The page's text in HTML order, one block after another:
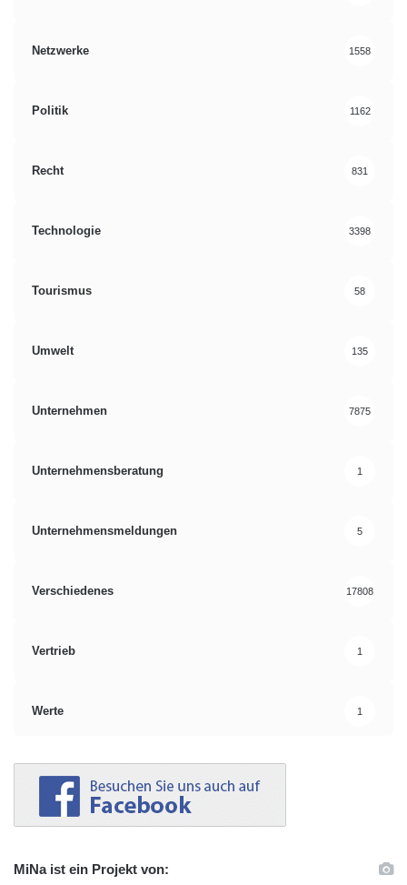
Netzwerke 1558
Politik 1162
Recht 831
Technologie 3398
Tourismus 58
Umwelt 135
Unternehmen 7875
Unternehmensberatung 1
Unternehmensmeldungen 5
Verschiedenes 17808
Vertrieb 1
Werte 1
MiNa ist ein Projekt von: